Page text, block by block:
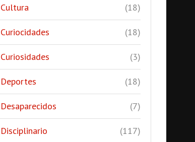
Cultura (18)
Curiocidades (18)
Curiosidades (3)
Deportes (18)
Desaparecidos (7)
Disciplinario (117)